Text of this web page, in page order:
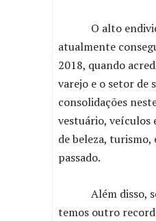
O alto
atualmente
2018, quando
varejo e o setor de
consolidações
vestuário, veículos
de beleza, turismo,
passado.
Além disso, se
temos outro